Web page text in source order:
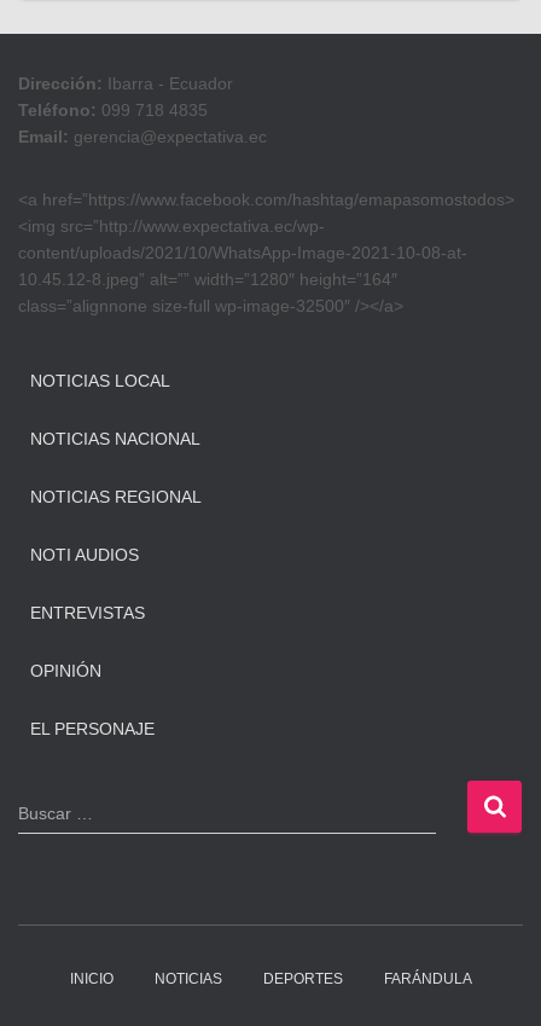
Dirección: Ibarra - Ecuador
Teléfono: 099 718 4835
Email: gerencia@expectativa.ec
<a href=”https://www.facebook.com/hashtag/emapasomostodos>
<img src=”http://www.expectativa.ec/wp-
content/uploads/2021/10/WhatsApp-Image-2021-10-08-at-
10.45.12-8.jpeg” alt=”” width=”1280″ height=”164″
class=”alignnone size-full wp-image-32500″ /></a>
NOTICIAS LOCAL
NOTICIAS NACIONAL
NOTICIAS REGIONAL
NOTI AUDIOS
ENTREVISTAS
OPINIÓN
EL PERSONAJE
B
u
Buscar …
INICIO NOTICIAS DEPORTES FARÁNDULA